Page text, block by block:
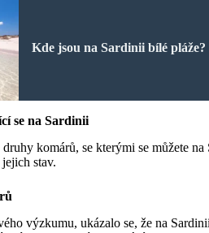
Kde jsou na Sardinii bílé pláže?
se na Sardinii
komárů, se kterými se můžete na
stav.
výzkumu, ukázalo se, že na